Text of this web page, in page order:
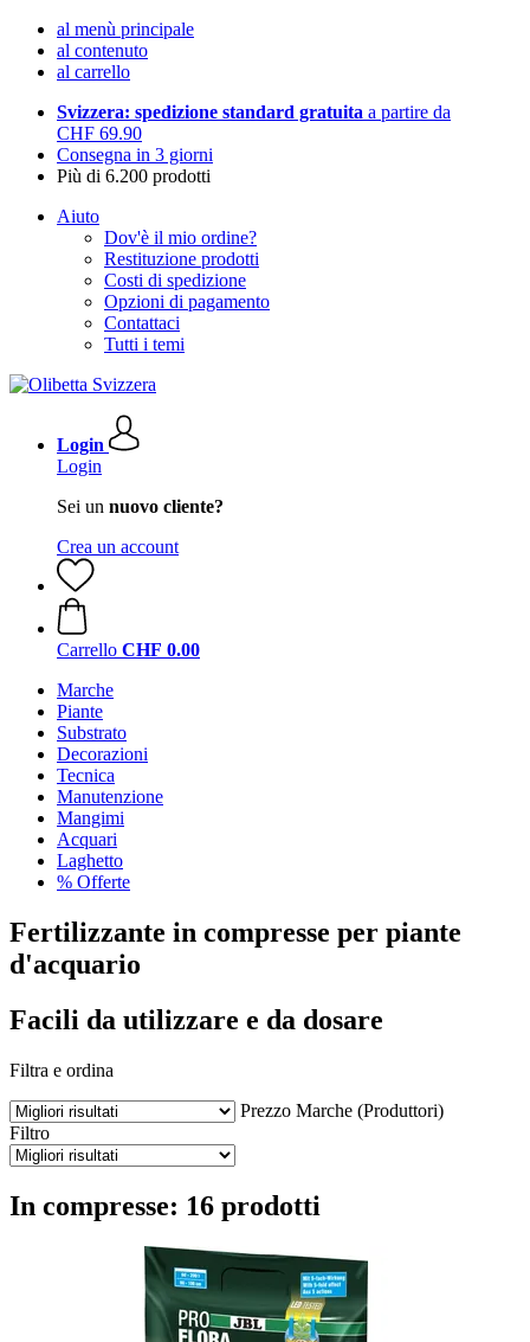
al menù principale
al contenuto
al carrello
Svizzera: spedizione standard gratuita a partire da
CHF 69.90
Consegna in 3 giorni
Più di 6.200 prodotti
Aiuto
Dov'è il mio ordine?
Restituzione prodotti
Costi di spedizione
Opzioni di pagamento
Contattaci
Tutti i temi
Login
Login
Sei un nuovo cliente?
Crea un account
Carrello CHF 0.00
Marche
Piante
Substrato
Decorazioni
Tecnica
Manutenzione
Mangimi
Acquari
Laghetto
% Offerte
Fertilizzante in compresse per piante
d'acquario
Facili da utilizzare e da dosare
Filtra e ordina
Prezzo Marche (Produttori)
Filtro
In compresse: 16 prodotti